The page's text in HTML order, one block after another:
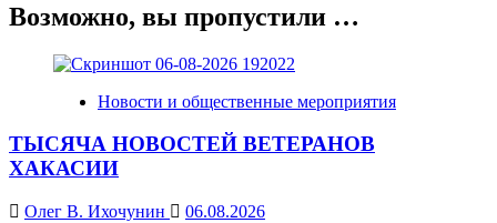
Возможно, вы пропустили …
Новости и общественные мероприятия
ТЫСЯЧА НОВОСТЕЙ ВЕТЕРАНОВ
ХАКАСИИ
Олег В. Ихочунин 06.08.2026